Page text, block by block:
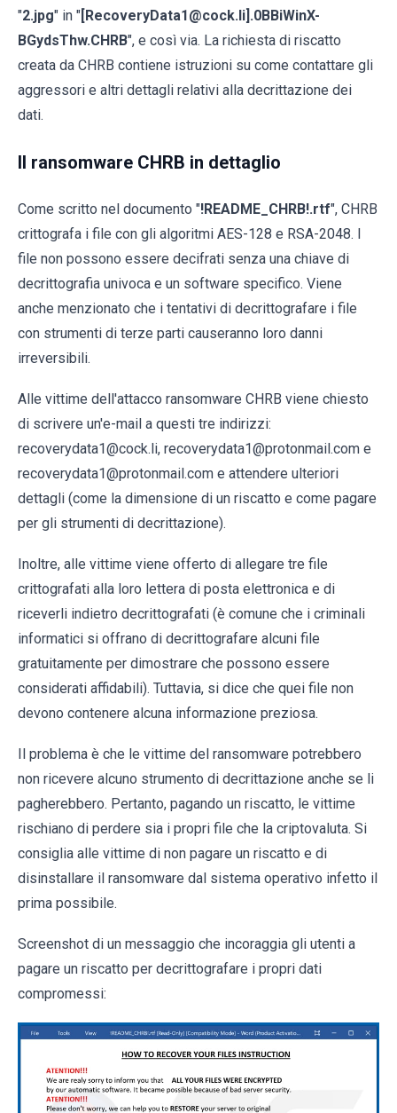
"2.jpg" in "[RecoveryData1@cock.li].0BBiWinX-
BGydsThw.CHRB", e così via. La richiesta di riscatto
creata da CHRB contiene istruzioni su come contattare gli
aggressori e altri dettagli relativi alla decrittazione dei
dati.
Il ransomware CHRB in dettaglio
Come scritto nel documento "!README_CHRB!.rtf", CHRB
crittografa i file con gli algoritmi AES-128 e RSA-2048. I
file non possono essere decifrati senza una chiave di
decrittografia univoca e un software specifico. Viene
anche menzionato che i tentativi di decrittografare i file
con strumenti di terze parti causeranno loro danni
irreversibili.
Alle vittime dell'attacco ransomware CHRB viene chiesto
di scrivere un'e-mail a questi tre indirizzi:
recoverydata1@cock.li, recoverydata1@protonmail.com e
recoverydata1@protonmail.com e attendere ulteriori
dettagli (come la dimensione di un riscatto e come pagare
per gli strumenti di decrittazione).
Inoltre, alle vittime viene offerto di allegare tre file
crittografati alla loro lettera di posta elettronica e di
riceverli indietro decrittografati (è comune che i criminali
informatici si offrano di decrittografare alcuni file
gratuitamente per dimostrare che possono essere
considerati affidabili). Tuttavia, si dice che quei file non
devono contenere alcuna informazione preziosa.
Il problema è che le vittime del ransomware potrebbero
non ricevere alcuno strumento di decrittazione anche se li
pagherebbero. Pertanto, pagando un riscatto, le vittime
rischiano di perdere sia i propri file che la criptovaluta. Si
consiglia alle vittime di non pagare un riscatto e di
disinstallare il ransomware dal sistema operativo infetto il
prima possibile.
Screenshot di un messaggio che incoraggia gli utenti a
pagare un riscatto per decrittografare i propri dati
compromessi: